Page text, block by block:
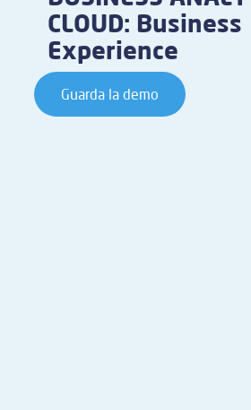
CLOUD: Business
Experience
Guarda la demo